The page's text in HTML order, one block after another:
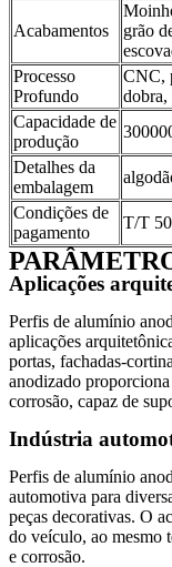
Acabamentos
grão
Processo
Profundo
CNC,
dobra,
Capacidade de
produção
Detalhes da
embalagem
Condições de
pagamento
T/T
Aplicações
Perfis de alumínio
aplicações
portas, fachadas-
anodizado
corrosão, capaz de
Indústria
Perfis de alumínio
automotiva para
peças decorativas. O
do veículo, ao mesmo
e corrosão.